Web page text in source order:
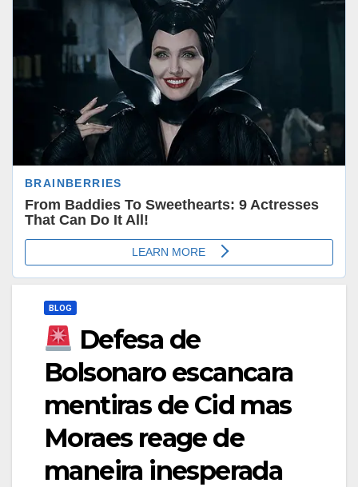
BLOG
Defesa de
Bolsonaro escancara
mentiras de Cid mas
Moraes reage de
maneira inesperada